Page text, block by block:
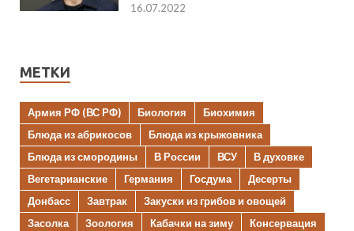
16.07.2022
МЕТКИ
Армия РФ (ВС РФ) Биология
Биохимия
Блюда из абрикосов
Блюда из крыжовника
Блюда из смородины
В России ВСУ
В духовке
Вегетарианские
Германия Госдума
Десерты
Донбасс
Завтрак
Закуски из грибов и овощей
Засолка
Зоология Кабачки на зиму
Консервация